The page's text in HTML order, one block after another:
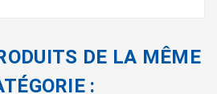
DE LA MÊME
: